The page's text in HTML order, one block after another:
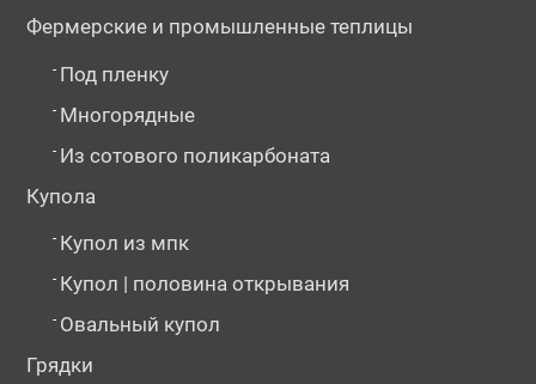
Фермерские и промышленные теплицы
- Под пленку
- Многорядные
- Из сотового поликарбоната
Купола
- Купол из мпк
- Купол | половина открывания
- Овальный купол
Грядки